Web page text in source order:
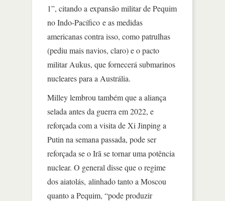
1”, citando a expansão militar de Pequim
no Indo-Pacífico e as medidas
americanas contra isso, como patrulhas
(pediu mais navios, claro) e o pacto
militar Aukus, que fornecerá submarinos
nucleares para a Austrália.
Milley lembrou também que a aliança
selada antes da guerra em 2022, e
reforçada com a visita de Xi Jinping a
Putin na semana passada, pode ser
reforçada se o Irã se tornar uma potência
nuclear. O general disse que o regime
dos aiatolás, alinhado tanto a Moscou
quanto a Pequim, “pode produzir